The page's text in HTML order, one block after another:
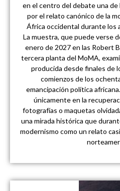
en el centro del debate una de
por el relato canónico de la
África occidental durante los
La muestra, que puede verse
enero de 2027 en las Robert
tercera planta del MoMA,
producida desde finales de
comienzos de los
emancipación política
únicamente en la
fotografías o maquetas
una mirada histórica que
modernismo como un relato